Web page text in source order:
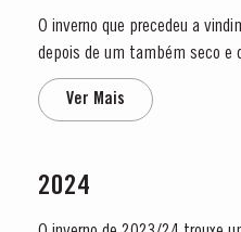
O inverno que precedeu a
depois de um também seco e quente 2004. Devido ao tempo frio e à escassez de água, a
tarde do que o habitual. Toda
Ver Mais
2024